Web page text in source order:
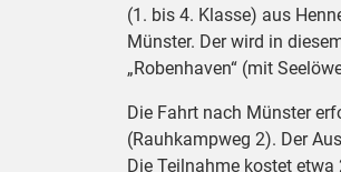
(1. bis 4. Klasse) aus
Münster. Der wird in
„Robenhaven“ (mit
Die Fahrt nach Münster
(Rauhkampweg 2). Der
Die Teilnahme kostet